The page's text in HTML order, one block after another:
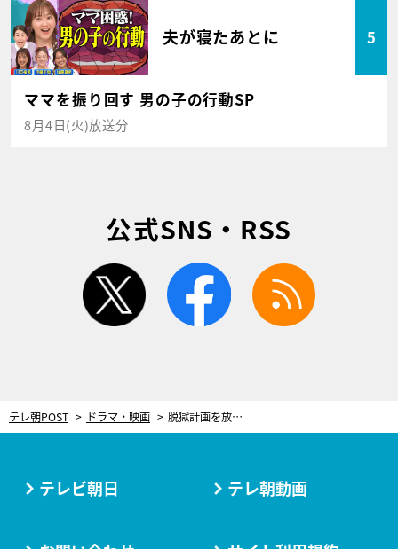
夫が寝たあとに 5
ママを振り回す 男の子の行動SP
8月4日(火)放送分
公式SNS・RSS
twitter facebook
テレ朝POST ドラマ・映画 脱獄計画を放置する!? “受刑者”木村拓哉VS“刑務官”上川隆也、ラストにまさかの展開＜ドラマ『Believe』＞
テレビ朝日 テレ朝動画